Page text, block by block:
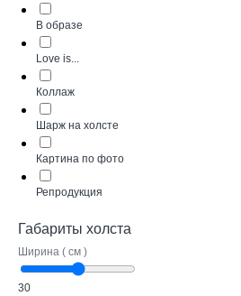
В образе
Love is...
Коллаж
Шарж на холсте
Картина по фото
Репродукция
Габариты холста
Ширина ( см )
30